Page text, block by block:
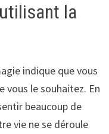
la
indique que vous
vous le souhaitez. En
beaucoup de
vie ne se déroule